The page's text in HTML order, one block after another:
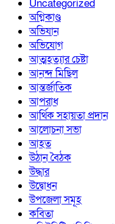
Uncategorized
অগ্নিকাণ্ড
অভিযান
অভিযোগ
আত্মহত্যার চেষ্টা
আনন্দ মিছিল
আন্তর্জাতিক
আপরাধ
আর্থিক সহায়তা প্রদান
আলোচনা সভা
আহত
উঠান বৈঠক
উদ্ধার
উদ্বোধন
উপজেলা সমূহ
কবিতা